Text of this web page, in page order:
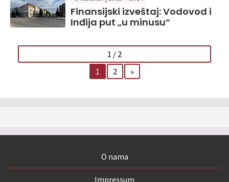
Finansijski izveštaj: Vodovod i
Inđija put „u minusu“
1 / 2
1
2 »
O nama
Impressum